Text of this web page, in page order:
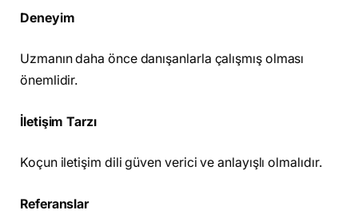
Deneyim
Uzmanın daha önce danışanlarla çalışmış olması
önemlidir.
İletişim Tarzı
Koçun iletişim dili güven verici ve anlayışlı olmalıdır.
Referanslar